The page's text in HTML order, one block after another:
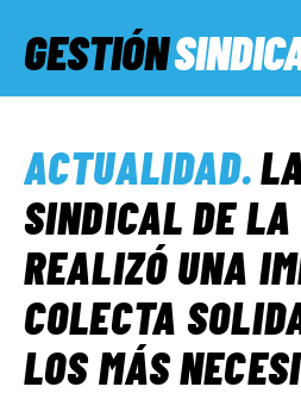
GESTIÓN
SERVICIOS SOCIALES
INFORMES
FUERA DE MEGÁFONO
ACTUALIDAD.
SINDICAL DE LA
REALIZÓ UNA
COLECTA
LOS MÁS